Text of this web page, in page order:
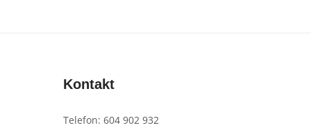
Kontakt
Telefon: 604 902 932